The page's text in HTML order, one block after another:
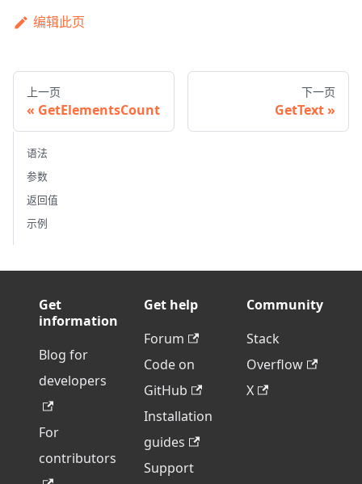
编辑此页
上一页
GetElementsCount
下一页
GetText
语法
参数
返回值
示例
Get
information
Blog for
developers
For
contributors
Get help
Forum
Code on
GitHub
Installation
guides
Support
Community
Stack
Overflow
X